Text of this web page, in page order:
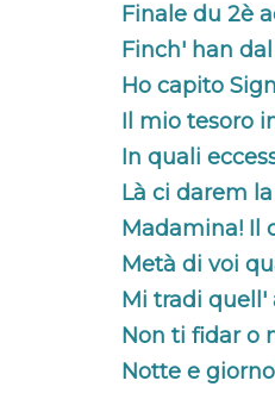
Finale du 2è
Finch' han
Ho capito
Il mio tesoro
In quali
Là ci darem
Madamina! Il
Metà di voi
Mi tradi quell'
Non ti fidar o
Notte e